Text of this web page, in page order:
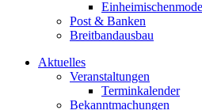
Post & Banken
Breitbandausbau
Aktuelles
Veranstaltungen
Terminkalender
Bekanntmachungen